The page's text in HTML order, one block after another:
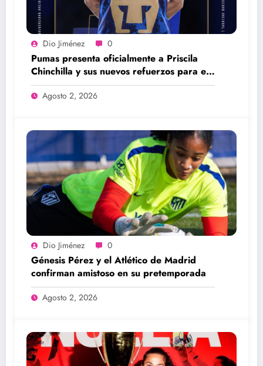
Dio Jiménez 0
Pumas presenta oficialmente a Priscila
Chinchilla y sus nuevos refuerzos para el
Apertura 2026
Agosto 2, 2026
Dio Jiménez 0
Génesis Pérez y el Atlético de Madrid
confirman amistoso en su pretemporada
Agosto 2, 2026